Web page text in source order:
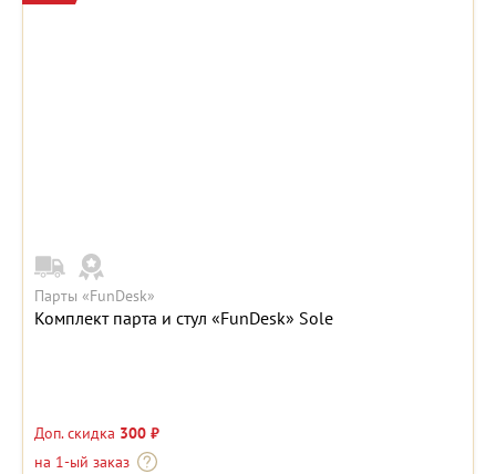
Парты «FunDesk»
Комплект парта и стул «FunDesk» Sole
Доп. скидка 300 ₽
на 1-ый заказ